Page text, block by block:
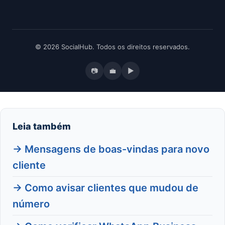
© 2026 SocialHub. Todos os direitos reservados.
📷 💼 ▶
Leia também
→ Mensagens de boas-vindas para novo
cliente
→ Como avisar clientes que mudou de
número